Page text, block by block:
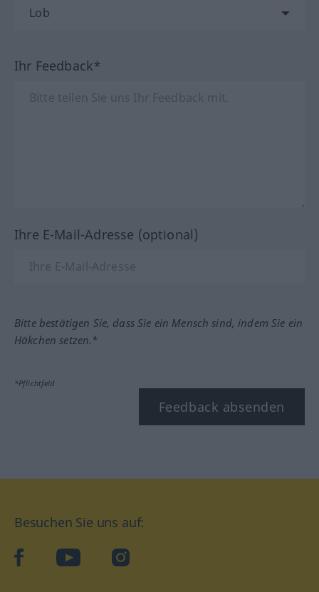
Ihr Feedback*
Ihre E-Mail-Adresse (optional)
Bitte bestätigen Sie, dass Sie ein Mensch sind, indem Sie ein
Häkchen setzen.*
*Pflichtfeld
Feedback absenden
Besuchen Sie uns auf:
facebookYouTube Instagram